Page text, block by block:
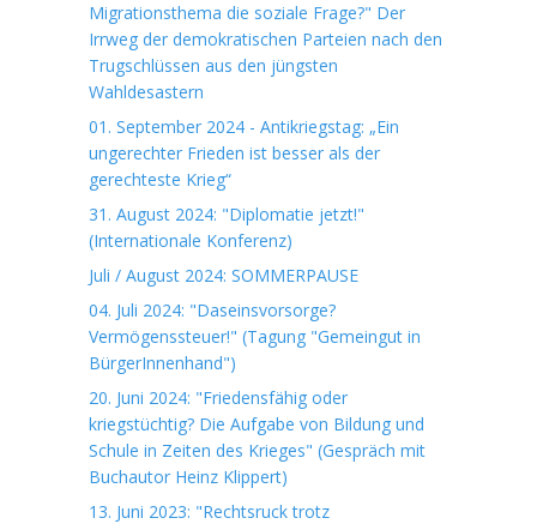
Migrationsthema die soziale Frage?" Der
Irrweg der demokratischen Parteien nach den
Trugschlüssen aus den jüngsten
Wahldesastern
01. September 2024 - Antikriegstag: „Ein
ungerechter Frieden ist besser als der
gerechteste Krieg“
31. August 2024: "Diplomatie jetzt!"
(Internationale Konferenz)
Juli / August 2024: SOMMERPAUSE
04. Juli 2024: "Daseinsvorsorge?
Vermögenssteuer!" (Tagung "Gemeingut in
BürgerInnenhand")
20. Juni 2024: "Friedensfähig oder
kriegstüchtig? Die Aufgabe von Bildung und
Schule in Zeiten des Krieges" (Gespräch mit
Buchautor Heinz Klippert)
13. Juni 2023: "Rechtsruck trotz